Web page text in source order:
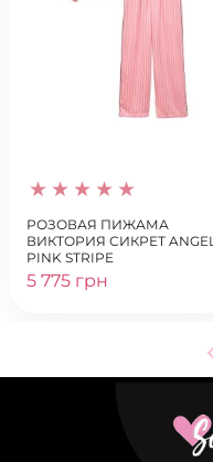
РОЗОВАЯ ПИЖАМА
ВИКТОРИЯ СИКРЕТ ANGEL
PINK STRIPE
5 775 грн